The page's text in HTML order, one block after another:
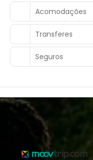
Acomodações
Transferes
Seguros